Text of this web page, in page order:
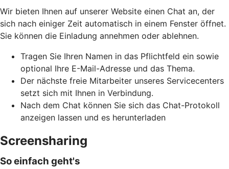
Wir bieten Ihnen auf unserer Website einen Chat an, der
sich nach einiger Zeit automatisch in einem Fenster öffnet.
Sie können die Einladung annehmen oder ablehnen.
Tragen Sie Ihren Namen in das Pflichtfeld ein sowie
optional Ihre E-Mail-Adresse und das Thema.
Der nächste freie Mitarbeiter unseres Servicecenters
setzt sich mit Ihnen in Verbindung.
Nach dem Chat können Sie sich das Chat-Protokoll
anzeigen lassen und es herunterladen
Screensharing
So einfach geht's